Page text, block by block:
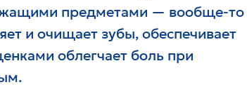
предметами — вообще-то
и очищает зубы, обеспечивает
облегчает боль при